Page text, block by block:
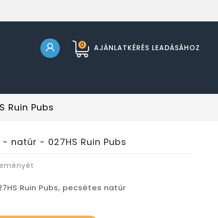
AJÁNLATKÉRÉS LEADÁSÁHOZ
0
Ruin Pubs
natúr - 027HS Ruin Pubs
Ruin Pubs, pecsétes natúr